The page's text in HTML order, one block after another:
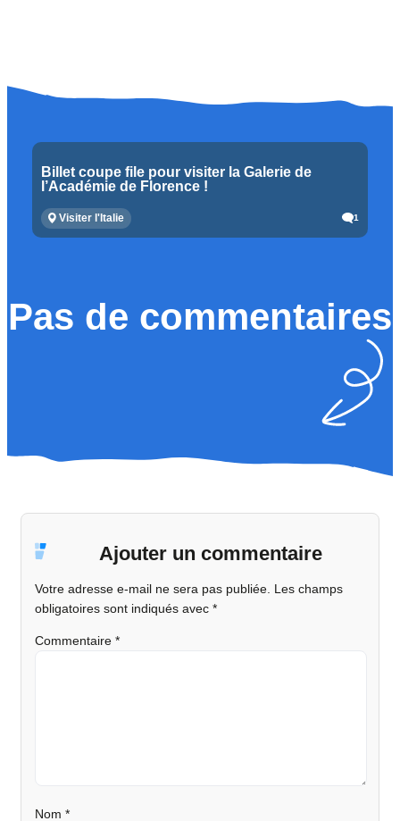
Billet coupe file pour visiter la Galerie de
l’Académie de Florence !
Visiter l'Italie 1
Pas de commentaires
Ajouter un commentaire
Votre adresse e-mail ne sera pas publiée. Les champs
obligatoires sont indiqués avec *
Commentaire *
Nom *